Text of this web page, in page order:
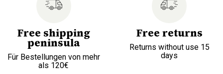
Free shipping
peninsula
Für Bestellungen von mehr
als 120€
Free returns
Returns without use 15
days